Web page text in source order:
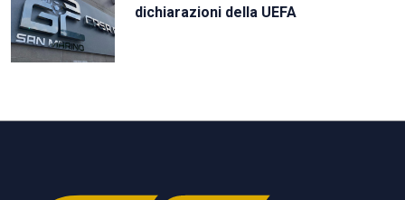
dichiarazioni della UEFA